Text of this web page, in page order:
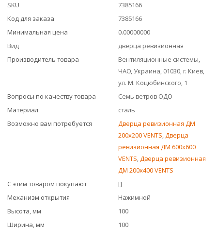
SKU
7385166
Код для заказа
7385166
Минимальная цена
0.00000000
Вид
дверца ревизионная
Производитель товара
Вентиляционные системы,
ЧАО, Украина, 01030, г. Киев,
ул. М. Коцюбинского, 1
Вопросы по качеству товара
Семь ветров ОДО
Материал
сталь
Возможно вам потребуется
Дверца ревизионная ДМ
200x200 VENTS,Дверца
ревизионная ДМ 600x600
VENTS,Дверца ревизионная
ДМ 200x400 VENTS
С этим товаром покупают
[]
Механизм открытия
Нажимной
Высота, мм
100
Ширина, мм
100